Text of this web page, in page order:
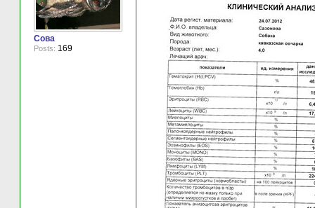
Сова
Posts: 169